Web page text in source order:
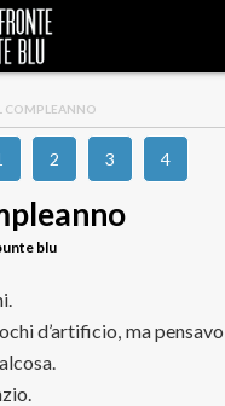
COMPLEANNO
2 3 4
blu
d’artificio, ma